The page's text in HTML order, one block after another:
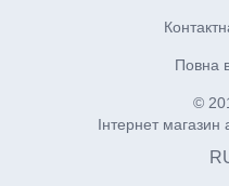
Повна
©
Інтернет магазин